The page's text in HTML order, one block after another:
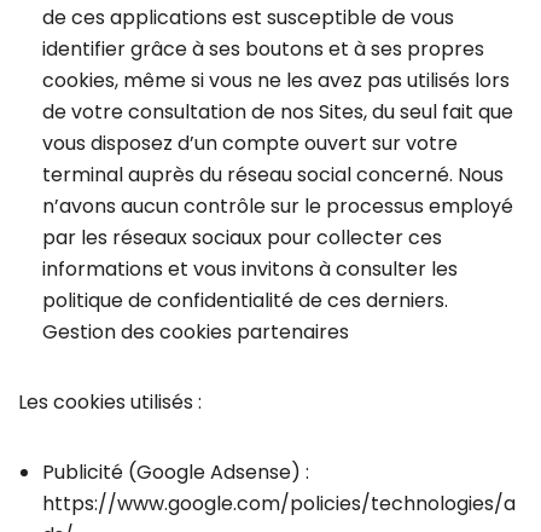
de ces applications est susceptible de vous
identifier grâce à ses boutons et à ses propres
cookies, même si vous ne les avez pas utilisés lors
de votre consultation de nos Sites, du seul fait que
vous disposez d’un compte ouvert sur votre
terminal auprès du réseau social concerné. Nous
n’avons aucun contrôle sur le processus employé
par les réseaux sociaux pour collecter ces
informations et vous invitons à consulter les
politique de confidentialité de ces derniers.
Gestion des cookies partenaires
Les cookies utilisés :
Publicité (Google Adsense) :
https://www.google.com/policies/technologies/a